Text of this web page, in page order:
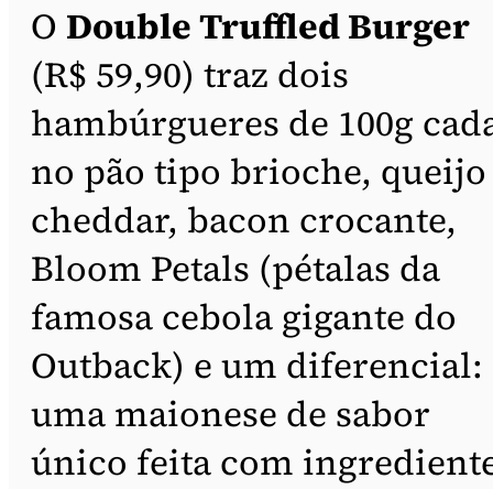
O Double Truffled Burger
(R$ 59,90) traz dois
hambúrgueres de 100g
no pão tipo brioche, queijo
cheddar, bacon crocante,
Bloom Petals (pétalas da
famosa cebola gigante do
Outback) e um diferencial:
uma maionese de sabor
único feita com